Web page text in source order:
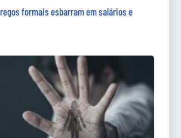
formais esbarram em salários e